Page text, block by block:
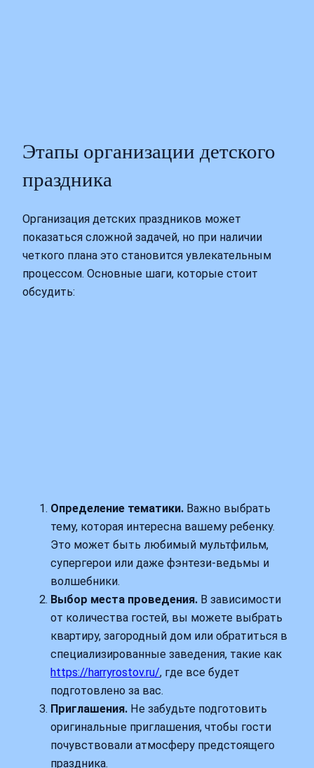
Этапы организации детского
праздника
Организация детских праздников может
показаться сложной задачей, но при наличии
четкого плана это становится увлекательным
процессом. Основные шаги, которые стоит
обсудить:
Определение тематики. Важно выбрать
тему, которая интересна вашему ребенку.
Это может быть любимый мультфильм,
супергерои или даже фэнтези-ведьмы и
волшебники.
Выбор места проведения. В зависимости
от количества гостей, вы можете выбрать
квартиру, загородный дом или обратиться в
специализированные заведения, такие как
https://harryrostov.ru/, где все будет
подготовлено за вас.
Приглашения. Не забудьте подготовить
оригинальные приглашения, чтобы гости
почувствовали атмосферу предстоящего
праздника.